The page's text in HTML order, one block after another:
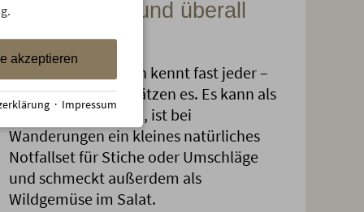
unterschätzt und überall
bekannt
Das Gänseblümchen kennt fast jeder –
aber viele unterschätzen es. Es kann als
Tee genutzt werden, ist bei
Wanderungen ein kleines natürliches
Notfallset für Stiche oder Umschläge
und schmeckt außerdem als
Wildgemüse im Salat.
akzeptieren
· Impressum